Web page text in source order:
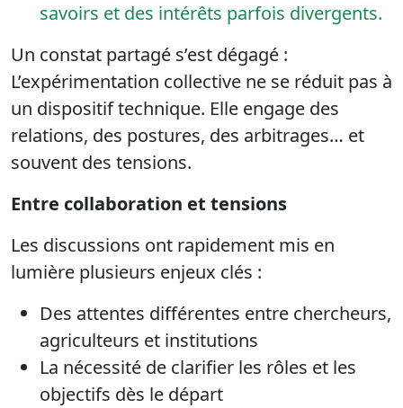
savoirs et des intérêts parfois divergents.
Un constat partagé s’est dégagé :
L’expérimentation collective ne se réduit pas à
un dispositif technique. Elle engage des
relations, des postures, des arbitrages… et
souvent des tensions.
Entre collaboration et tensions
Les discussions ont rapidement mis en
lumière plusieurs enjeux clés :
Des attentes différentes entre chercheurs,
agriculteurs et institutions
La nécessité de clarifier les rôles et les
objectifs dès le départ